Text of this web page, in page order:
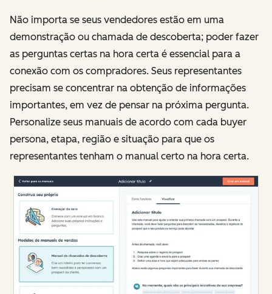
Não importa se seus vendedores estão em uma
demonstração ou chamada de descoberta; poder fazer
as perguntas certas na hora certa é essencial para a
conexão com os compradores. Seus representantes
precisam se concentrar na obtenção de informações
importantes, em vez de pensar na próxima pergunta.
Personalize seus manuais de acordo com cada buyer
persona, etapa, região e situação para que os
representantes tenham o manual certo na hora certa.